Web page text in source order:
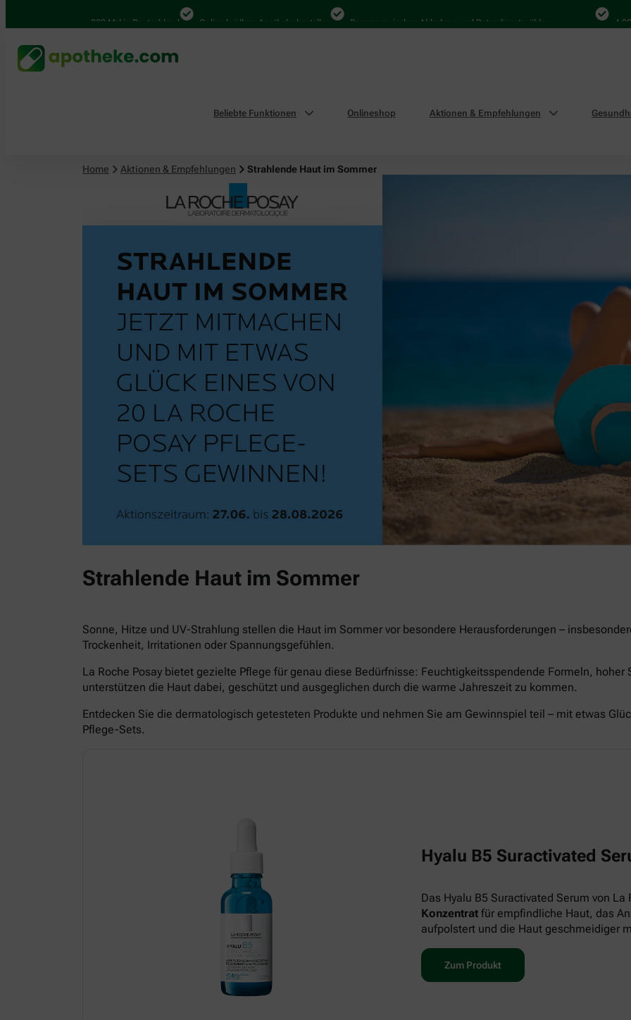
4.000 Mal in Deutschland Online bei Ihrer Apotheke bestellen Bequem zwischen Abholung und Botendienst wählen 4.000 Mal
Beliebte Funktionen Onlineshop Aktionen & Empfehlungen
Home Aktionen & Empfehlungen Strahlende Haut im Sommer
Strahlende Haut im Sommer
Sonne, Hitze und UV-Strahlung stellen die Haut im Sommer vor besondere Herausforderungen –
Trockenheit, Irritationen oder Spannungsgefühlen.
La Roche Posay bietet gezielte Pflege für genau diese Bedürfnisse: Feuchtigkeitsspendende Formeln,
unterstützen die Haut dabei, geschützt und ausgeglichen durch die warme Jahreszeit zu kommen.
Entdecken Sie die dermatologisch getesteten Produkte und nehmen Sie am Gewinnspiel teil – mit etwas
Pflege-Sets.
Hyalu B5 Suractivated
Das Hyalu B5 Suractivated Serum von La
Konzentrat für empfindliche Haut, das
aufpolstert und die Haut geschmeidiger
Zum Produkt